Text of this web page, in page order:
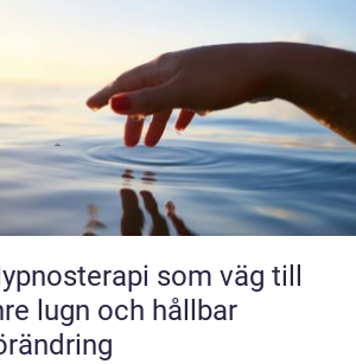
som väg till
lugn och hållbar